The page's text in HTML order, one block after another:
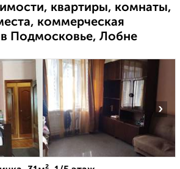
квартиры, комнаты,
коммерческая
Подмосковье, Лобне
›